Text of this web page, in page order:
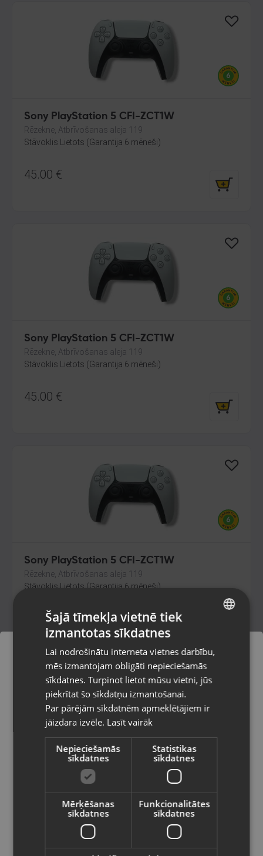
Sony PlayStation 5 CFI-ZCT1W
Rēzekne, Atbrīvošanas aleja 119
Stāvoklis Lietots (Garantija 6 mēneši)
45.00 €
Sony PlayStation 5 CFI-ZCT1W
Rēzekne, Atbrīvošanas aleja 119
Stāvoklis Lietots (Garantija 6 mēneši)
45.00 €
Sony PlayStation 5 CFI-ZCT1W
Rēzekne, Atbrīvošanas aleja 119
Stāvoklis Lietots (Garantija 6 mēneši)
45.00€
Sony PlayStation 5 CFI-ZCT1W
Jēkabpils, Brīvības iela 146
Stāvoklis Lietots (Garantija 6 mēneši)
Pasūtījumi tiks piegādāti uz
izvēlēto valsti
Vietnes saturs būs attēlots izvēlētajā
valodā
Valsts
RUSSIAN
Šajā tīmekļa vietnē tiek
izmantotas sīkdatnes
Lai nodrošinātu interneta vietnes darbību,
mēs izmantojam obligāti nepieciešamās
sīkdatnes. Turpinot lietot mūsu vietni, jūs
piekrītat šo sīkdatņu izmantošanai.
Par pārējām sīkdatnēm apmeklētājiem ir
jāizdara izvēle. Lasīt vairāk
Nepieciešamās
sīkdatnes
Statistikas
sīkdatnes
Mērķēšanas
sīkdatnes
Funkcionalitātes
sīkdatnes